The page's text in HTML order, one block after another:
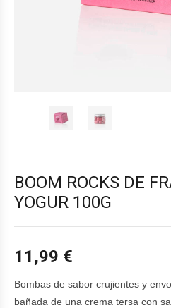
BOOM ROCKS DE
YOGUR 100G
11,99 €
Bombas de sabor crujientes y
bañada de una crema tersa con